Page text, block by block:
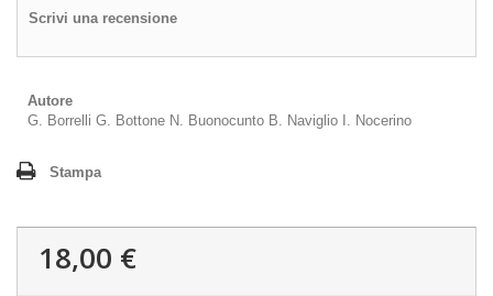
Scrivi una recensione
Autore
G. Borrelli G. Bottone N. Buonocunto B. Naviglio I. Nocerino
Stampa
18,00 €